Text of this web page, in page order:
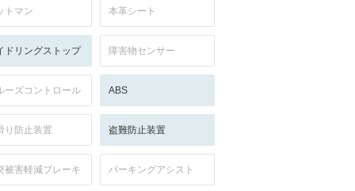
トマン 本革シート
ドリングストップ 障害物センサー
ーズコントロール ABS
り防止装置 盗難防止装置
被害軽減ブレーキ パーキングアシスト